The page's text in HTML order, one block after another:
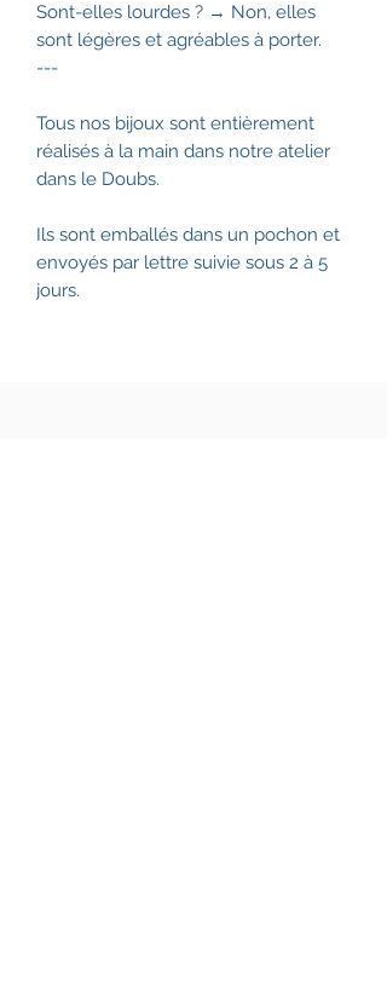
Sont-elles lourdes ? → Non, elles
sont légères et agréables à porter.
---
Tous nos bijoux sont entièrement
réalisés à la main dans notre atelier
dans le Doubs.
Ils sont emballés dans un pochon et
envoyés par lettre suivie sous 2 à 5
jours.